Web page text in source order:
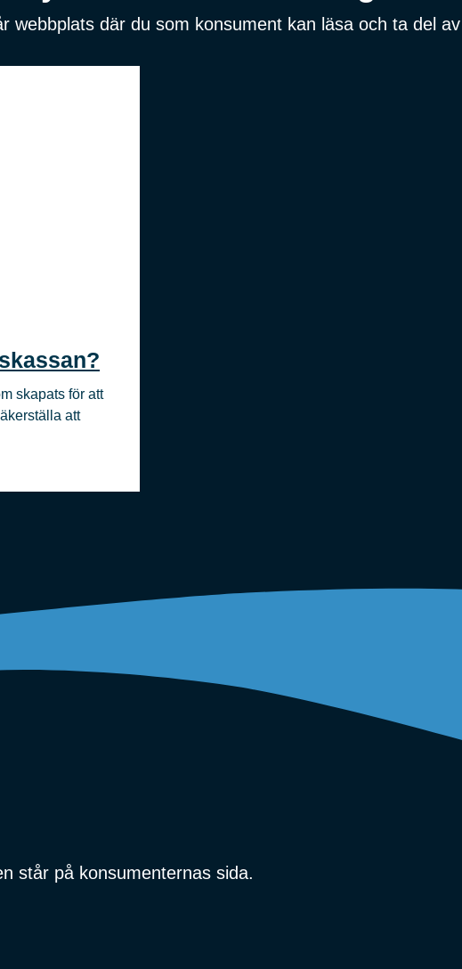
webbplats där du som konsument kan läsa och ta del
skapats för att
att
står på konsumenternas sida.